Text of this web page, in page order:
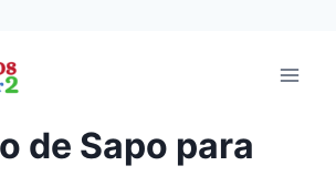
de Sapo para